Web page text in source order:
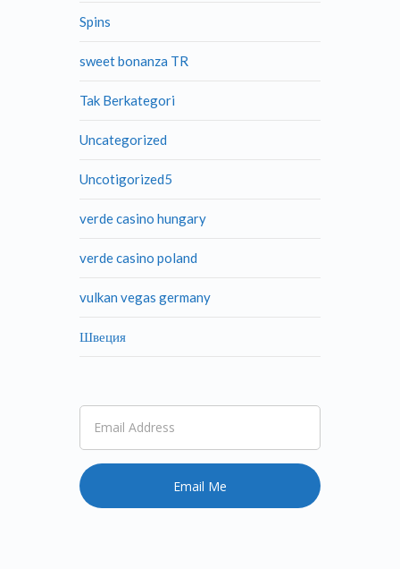
Spins
sweet bonanza TR
Tak Berkategori
Uncategorized
Uncotigorized5
verde casino hungary
verde casino poland
vulkan vegas germany
Швеция